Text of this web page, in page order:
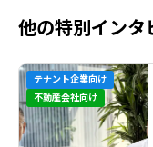
他の特別インタ
テナント企業向け
不動産会社向け